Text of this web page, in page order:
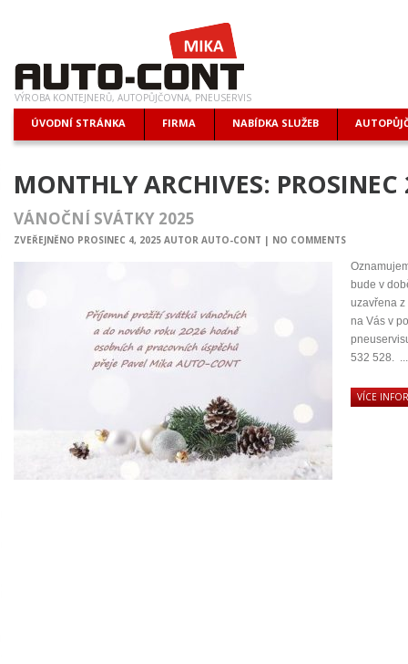
VÝROBA KONTEJNERŮ, AUTOPŮJČOVNA, PNEUSERVIS
ÚVODNÍ STRÁNKA FIRMA NABÍDKA SLUŽEB
MONTHLY ARCHIVES: PROSINEC
VÁNOČNÍ SVÁTKY 2025
ZVEŘEJNĚNO PROSINEC 4, 2025 AUTOR AUTO-CONT | NO COMMENTS
bude v
uzavřena
na Vás v
532 528. ...
VÍCE